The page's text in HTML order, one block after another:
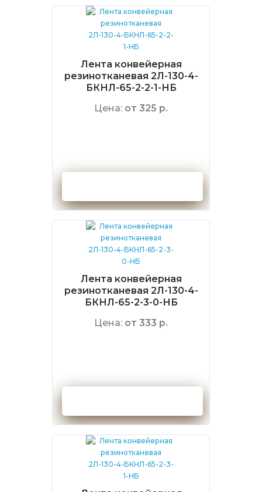
Лента конвейерная
резинотканевая 2Л-130-4-
БКНЛ-65-2-2-1-НБ
Цена: от 325 р.
Лента конвейерная
резинотканевая 2Л-130-4-
БКНЛ-65-2-3-0-НБ
Цена: от 333 р.